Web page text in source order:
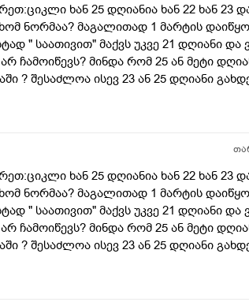
ხან 25 დღიანია ხან 22 ხან 23
ნორმაა? მაგალითად 1 მარტის
" საათივით" მაქვს უკვე 21 დღიანი და
ჩამოიწევს? მინდა რომ 25 ან მეტი
? შესაძლოა ისევ 23 ან 25 დღიანი
სახით რომ ვმართო ციკლის
მითხარით რომ შეიმოწმეთო
ხან 25 დღიანია ხან 22 ხან 23
ნორმაა? მაგალითად 1 მარტის
" საათივით" მაქვს უკვე 21 დღიანი და
ჩამოიწევს? მინდა რომ 25 ან მეტი
? შესაძლოა ისევ 23 ან 25 დღიანი
სახით რომ ვმართო ციკლის